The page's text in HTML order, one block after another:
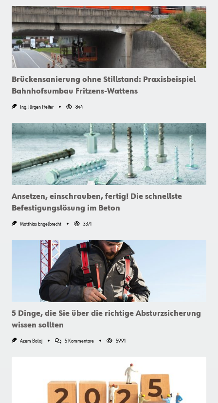
Brückensanierung ohne Stillstand: Praxisbeispiel
Bahnhofsumbau Fritzens-Wattens
Ing. Jürgen Pfeifer 844
Ansetzen, einschrauben, fertig! Die schnellste
Befestigungslösung im Beton
Matthias Engelbrecht 3371
5 Dinge, die Sie über die richtige Absturzsicherung
wissen sollten
Azem Balaj 5 KommentareZu
Die
Richtige
Absturzsicherung
5991